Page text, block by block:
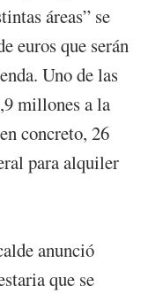
áreas” se
euros que serán
Uno de las
millones a la
concreto, 26
para alquiler
anunció
que se